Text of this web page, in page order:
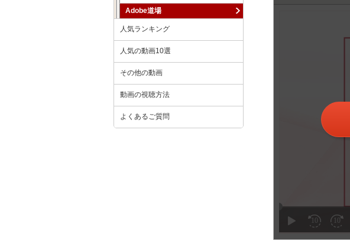
Adobe道場
人気ランキング
人気の動画10選
その他の動画
動画の視聴方法
よくあるご質問